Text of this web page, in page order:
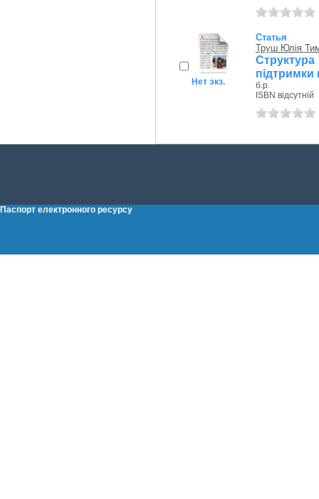
Нет экз.
Статья
Труш Юлія
б.р.
ISBN відсутній
Паспорт електронного ресурсу